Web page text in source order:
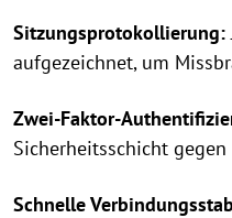
Sitzungsprotokollierung:
aufgezeichnet, um
Zwei-Faktor-
Sicherheitsschicht
Schnelle